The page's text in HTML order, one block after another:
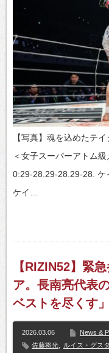
【写真】魂を込めたテ
＜女子スーパーアトム
0:29-28.29-28.29-28. ケ
ケイ…
【RIZIN52】緊
ア。長南亮代表
ベストを尽くす」
2026.03.06 News &
佐藤将光
ルイス・グス